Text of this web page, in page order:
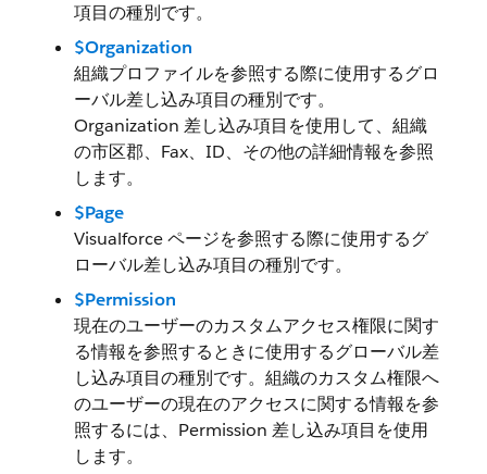
項目の種別です。
$Organization
組織プロファイルを参照する際に使用するグロ
ーバル差し込み項目の種別です。
Organization 差し込み項目を使用して、組織
の市区郡、Fax、ID、その他の詳細情報を参照
します。
$Page
Visualforce ページを参照する際に使用するグ
ローバル差し込み項目の種別です。
$Permission
現在のユーザーのカスタムアクセス権限に関す
る情報を参照するときに使用するグローバル差
し込み項目の種別です。組織のカスタム権限へ
のユーザーの現在のアクセスに関する情報を参
照するには、Permission 差し込み項目を使用
します。